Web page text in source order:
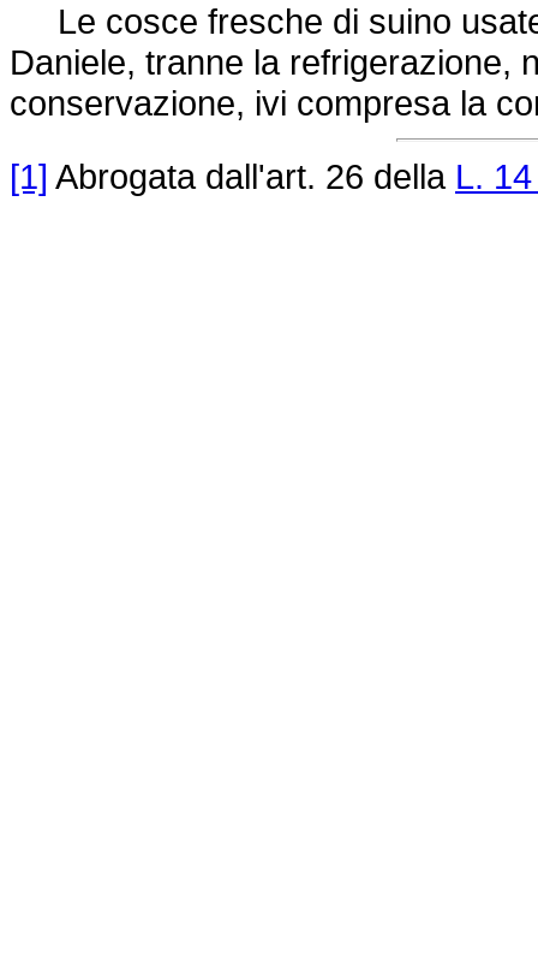
Le cosce fresche di suino
Daniele, tranne la refrigerazione,
conservazione, ivi compresa la
[1] Abrogata dall'art. 26 della L.